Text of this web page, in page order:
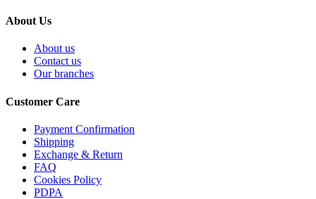
About Us
About us
Contact us
Our branches
Customer Care
Payment Confirmation
Shipping
Exchange & Return
FAQ
Cookies Policy
PDPA